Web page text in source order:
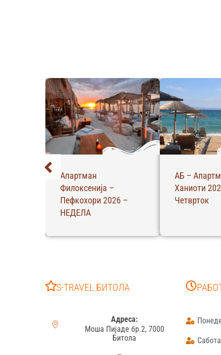
Апартман
Филоксенија –
Пефкохори 2026 –
НЕДЕЛА
АБ –
Ханиоти
Четврток
S-TRAVEL БИТОЛА
Адреса:
Моша Пијаде бр.2, 7000
Битола